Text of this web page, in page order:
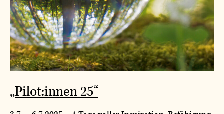
„Pilot:innen 25“